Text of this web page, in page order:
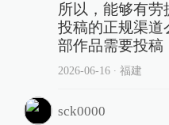
所以，能够有
投稿的正规渠道
部作品需要投稿
2026-06-16∙ 福建
sck0000